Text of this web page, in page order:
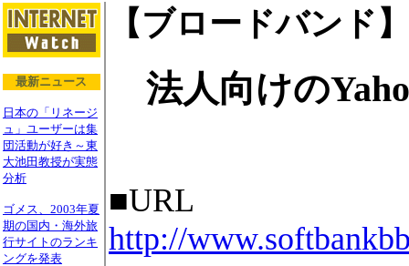
最新ニュース
日本の「リネージ
ュ」ユーザーは集
団活動が好き～東
大池田教授が実態
分析
ゴメス、2003年夏
期の国内・海外旅
行サイトのランキ
ングを発表
【ブロードバンド】
法人向けの
■URL
http://